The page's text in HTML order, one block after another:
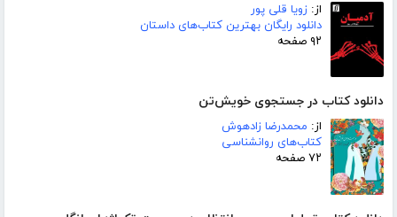
از: زویا قلی پور
دانلود رایگان بهترین کتاب‌های داستان
۹۲ صفحه
دانلود کتاب در جستجوی خویش‌تن
از: محمدرضا زادهوش
کتاب‌های روانشناسی
۷۲ صفحه